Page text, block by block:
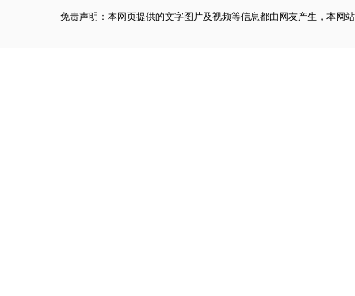
免责声明：本网页提供的文字图片及视频等信息都由网友产生，本网